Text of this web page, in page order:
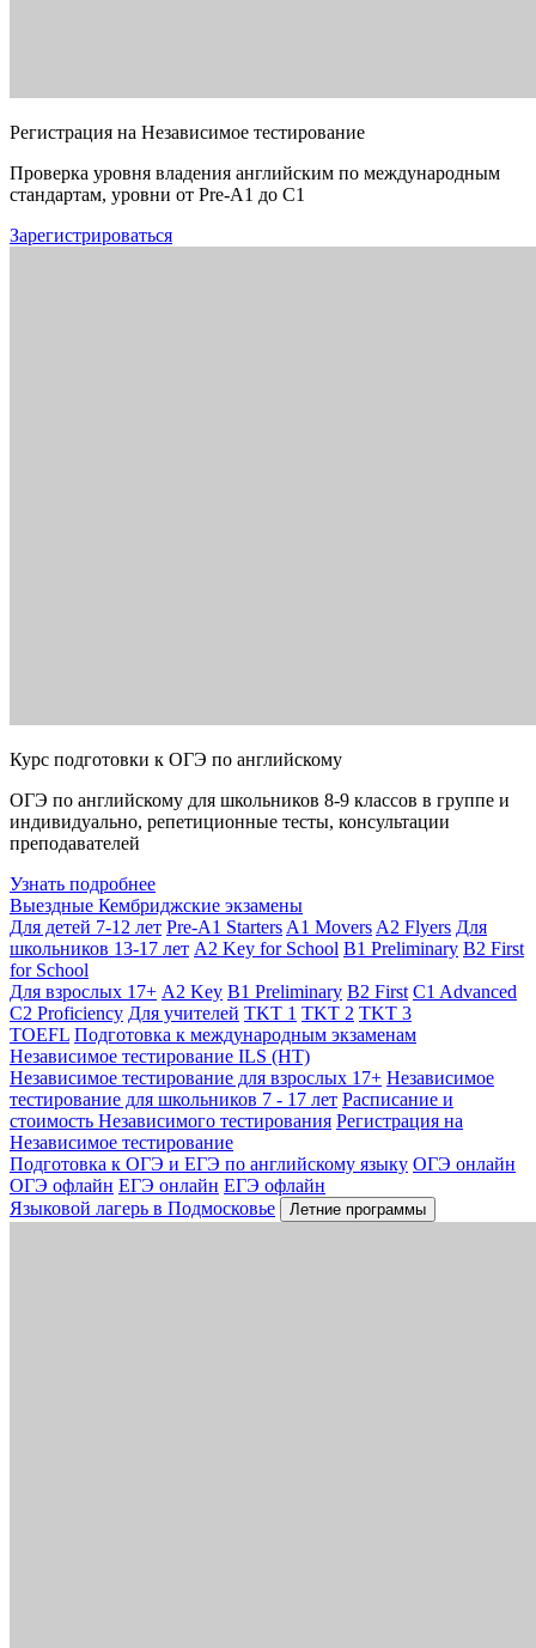
Регистрация на Независимое тестирование
Проверка уровня владения английским по международным
стандартам, уровни от Pre-A1 до C1
Зарегистрироваться
Курс подготовки к ОГЭ по английскому
ОГЭ по английскому для школьников 8-9 классов в группе и
индивидуально, репетиционные тесты, консультации
преподавателей
Узнать подробнее
Выездные Кембриджские экзамены
Для детей 7-12 лет Pre-A1 Starters A1 Movers A2 Flyers Для
школьников 13-17 лет A2 Key for School B1 Preliminary B2 First
for School
Для взрослых 17+ A2 Key B1 Preliminary B2 First C1 Advanced
C2 Proficiency Для учителей TKT 1 TKT 2 TKT 3
TOEFL Подготовка к международным экзаменам
Независимое тестирование ILS (НТ)
Независимое тестирование для взрослых 17+ Независимое
тестирование для школьников 7 - 17 лет Расписание и
стоимость Независимого тестирования Регистрация на
Независимое тестирование
Подготовка к ОГЭ и ЕГЭ по английскому языку ОГЭ онлайн
ОГЭ офлайн ЕГЭ онлайн ЕГЭ офлайн
Языковой лагерь в Подмосковье
Летние программы